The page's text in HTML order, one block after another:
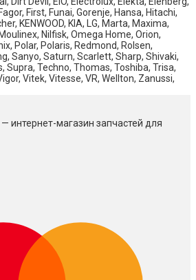
First, Funai, Gorenje, Hansa, Hitachi,
KENWOOD, KIA, LG, Marta, Maxima,
Nilfisk, Omega Home, Orion,
Polar, Polaris, Redmond, Rolsen,
Sanyo, Saturn, Scarlett, Sharp, Shivaki,
Supra, Techno, Thomas, Toshiba, Trisa,
Vitek, Vitesse, VR, Wellton, Zanussi,
интернет-магазин запчастей для